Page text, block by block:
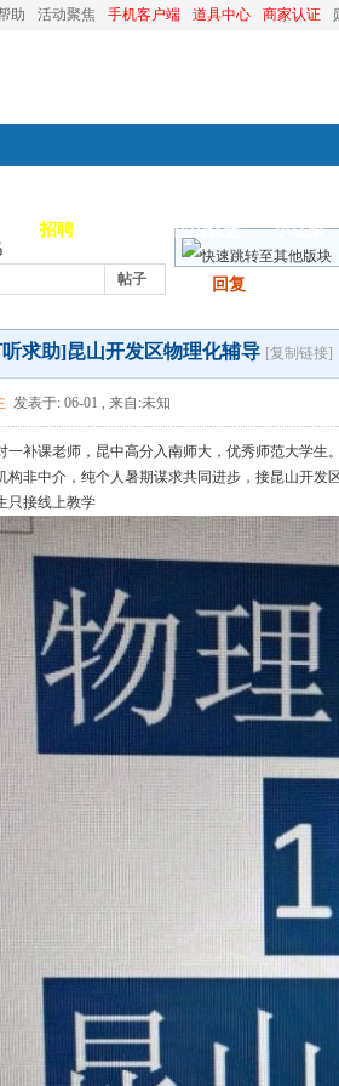
助 活动聚焦 手机客户端 道具中心 商家认证
招聘 昆山优选 小红娘
帖子
回复
求助]昆山开发区物理化辅导 [复制链接]
发表于: 06-01 , 来自:未知
一补课老师，昆中高分入南师大，优秀师范大学生
构非中介，纯个人暑期谋求共同进步，接昆山开发
只接线上教学